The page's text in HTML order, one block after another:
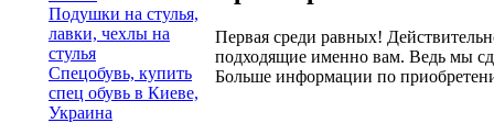
Подушки на стулья,
лавки, чехлы на
стулья
Спецобувь, купить
спец обувь в Киеве,
Украина
Первая среди равных!
подходящие именно вам. Ведь мы
Больше информации по